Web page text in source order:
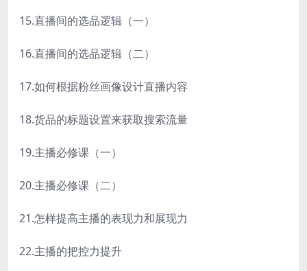
15.直播间的选品逻辑（一）
16.直播间的选品逻辑（二）
17.如何根据粉丝画像设计直播内容
18.货品的标题设置来获取搜索流量
19.主播必修课（一）
20.主播必修课（二）
21.怎样提高主播的表现力和展现力
22.主播的把控力提升